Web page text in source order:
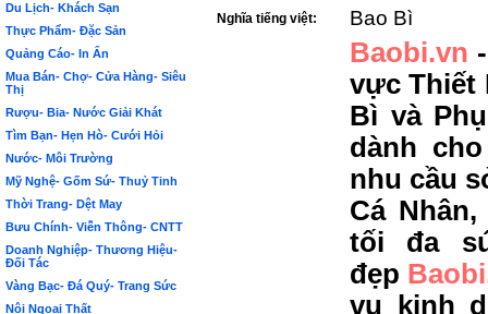
Du Lịch- Khách Sạn
Thực Phẩm- Đặc Sản
Quảng Cáo- In Ấn
Mua Bán- Chợ- Cửa Hàng- Siêu
Thị
Rượu- Bia- Nước Giải Khát
Tìm Bạn- Hẹn Hò- Cưới Hỏi
Nước- Môi Trường
Mỹ Nghệ- Gốm Sứ- Thuỷ Tinh
Thời Trang- Dệt May
Bưu Chính- Viễn Thông- CNTT
Doanh Nghiệp- Thương Hiệu-
Đối Tác
Vàng Bạc- Đá Quý- Trang Sức
Nội Ngoại Thất
Nghĩa tiếng việt: Bao Bì
Baobi.vn
vực Thiết
Bì và
dành
nhu cầu
Cá
tối đa
đẹp
vụ kinh